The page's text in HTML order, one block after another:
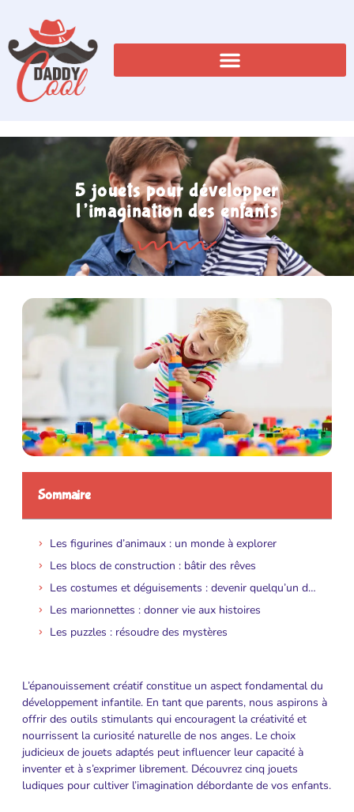
5 jouets pour développer
l’imagination des enfants
Sommaire
Les figurines d’animaux : un monde à explorer
Les blocs de construction : bâtir des rêves
Les costumes et déguisements : devenir quelqu’un d’autre
Les marionnettes : donner vie aux histoires
Les puzzles : résoudre des mystères
L’épanouissement créatif constitue un aspect fondamental du
développement infantile. En tant que parents, nous aspirons à
offrir des outils stimulants qui encouragent la créativité et
nourrissent la curiosité naturelle de nos anges. Le choix
judicieux de jouets adaptés peut influencer leur capacité à
inventer et à s’exprimer librement. Découvrez cinq jouets
ludiques pour cultiver l’imagination débordante de vos enfants.